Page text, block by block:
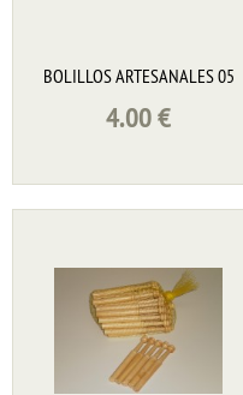
BOLILLOS ARTESANALES 05
4.00€